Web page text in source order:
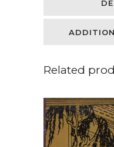
Related